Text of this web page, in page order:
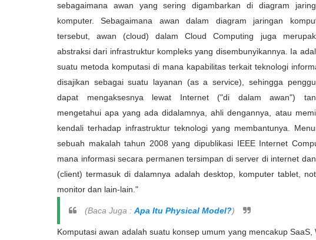
sebagaimana awan yang sering digambarkan di diagram
komputer. Sebagaimana awan dalam diagram jaringan
tersebut, awan (cloud) dalam Cloud Computing juga
abstraksi dari infrastruktur kompleks yang disembunyikannya. Ia
suatu metoda komputasi di mana kapabilitas terkait teknologi
disajikan sebagai suatu layanan (as a service), sehingga
dapat mengaksesnya lewat Internet ("di dalam awan")
mengetahui apa yang ada didalamnya, ahli dengannya, atau
kendali terhadap infrastruktur teknologi yang membantunya.
sebuah makalah tahun 2008 yang dipublikasi IEEE Internet
mana informasi secara permanen tersimpan di server di internet
(client) termasuk di dalamnya adalah desktop, komputer tablet,
monitor dan lain-lain."
(Baca Juga : Apa Itu Physical Model?)
Komputasi awan adalah suatu konsep umum yang mencakup